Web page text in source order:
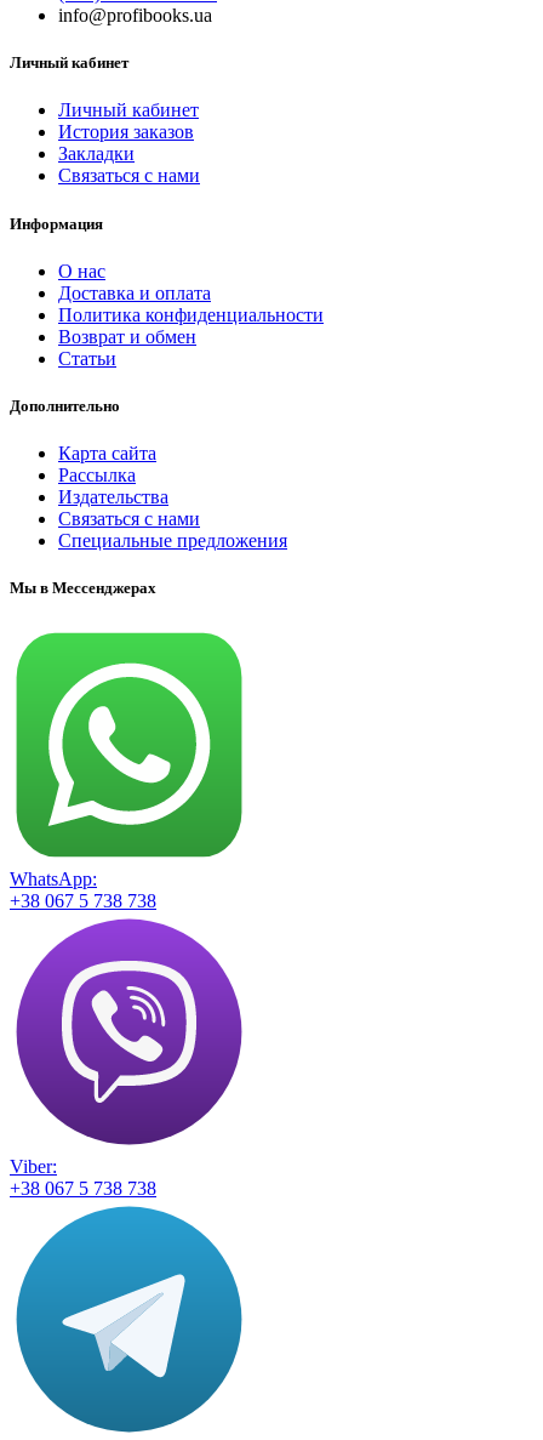
info@profibooks.ua
Личный кабинет
Личный кабинет
История заказов
Закладки
Связаться с нами
Информация
О нас
Доставка и оплата
Политика конфиденциальности
Возврат и обмен
Статьи
Дополнительно
Карта сайта
Рассылка
Издательства
Связаться с нами
Специальные предложения
Мы в Мессенджерах
WhatsApp:
+38 067 5 738 738
Viber:
+38 067 5 738 738